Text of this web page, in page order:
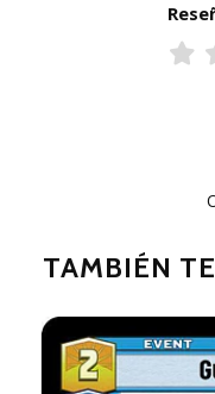
TAMBIÉN